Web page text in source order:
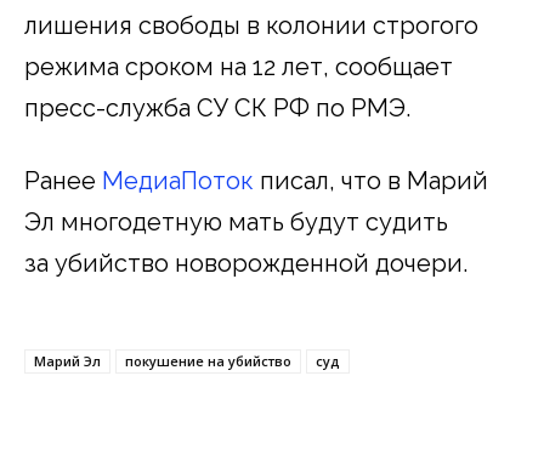
лишения свободы в колонии строгого
режима сроком на 12 лет, сообщает
пресс-служба СУ СК РФ по РМЭ.
Ранее МедиаПоток писал, что в Марий
Эл многодетную мать будут судить
за убийство новорожденной дочери.
Марий Эл покушение на убийство суд